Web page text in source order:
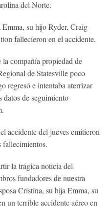
del Norte.
​​su hijo Ryder, Craig
fallecieron en el accidente.
compañía propiedad de
de Statesville poco
regresó e intentaba aterrizar
datos de seguimiento
accidente del jueves emitieron
fallecimientos.
la trágica noticia del
fundadores de nuestra
Cristina, su hija Emma, ​​su
un terrible accidente aéreo en